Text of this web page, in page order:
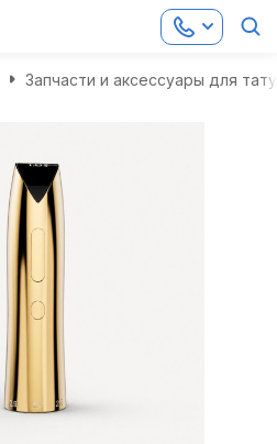
Запчасти и аксессуары для